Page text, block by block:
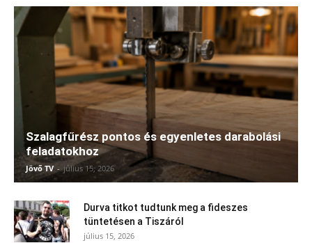
Szalagfűrész pontos és egyenletes darabolási
feladatokhoz
Jövő TV - július 15, 2026
Durva titkot tudtunk meg a fideszes
tüntetésen a Tiszáról
július 15, 2026